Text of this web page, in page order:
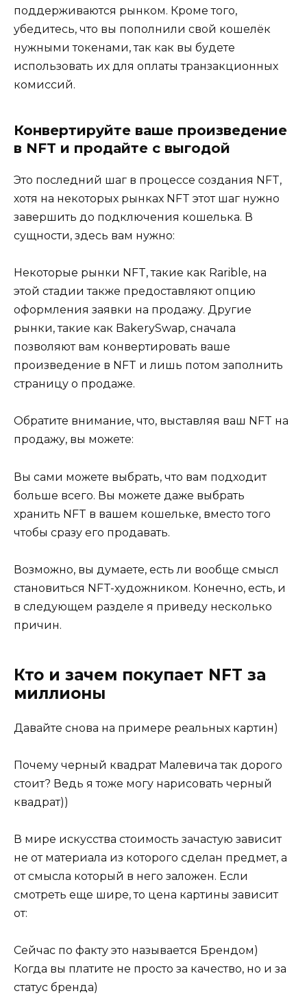
поддерживаются рынком. Кроме того,
убедитесь, что вы пополнили свой кошелёк
нужными токенами, так как вы будете
использовать их для оплаты транзакционных
комиссий.
Конвертируйте ваше произведение
в NFT и продайте с выгодой
Это последний шаг в процессе создания NFT,
хотя на некоторых рынках NFT этот шаг нужно
завершить до подключения кошелька. В
сущности, здесь вам нужно:
Некоторые рынки NFT, такие как Rarible, на
этой стадии также предоставляют опцию
оформления заявки на продажу. Другие
рынки, такие как BakerySwap, сначала
позволяют вам конвертировать ваше
произведение в NFT и лишь потом заполнить
страницу о продаже.
Обратите внимание, что, выставляя ваш NFT на
продажу, вы можете:
Вы сами можете выбрать, что вам подходит
больше всего. Вы можете даже выбрать
хранить NFT в вашем кошельке, вместо того
чтобы сразу его продавать.
Возможно, вы думаете, есть ли вообще смысл
становиться NFT-художником. Конечно, есть, и
в следующем разделе я приведу несколько
причин.
Кто и зачем покупает NFT за
миллионы
Давайте снова на примере реальных картин)
Почему черный квадрат Малевича так дорого
стоит? Ведь я тоже могу нарисовать черный
квадрат))
В мире искусства стоимость зачастую зависит
не от материала из которого сделан предмет, а
от смысла который в него заложен. Если
смотреть еще шире, то цена картины зависит
от:
Сейчас по факту это называется Брендом)
Когда вы платите не просто за качество, но и за
статус бренда)